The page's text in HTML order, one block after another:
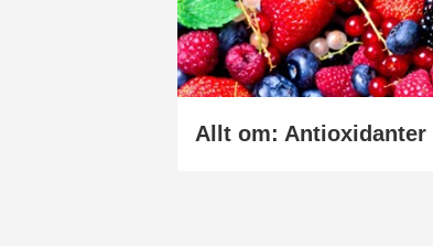
Allt om: Antioxidanter